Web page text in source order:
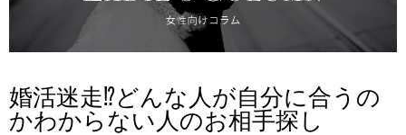
婚活迷走⁉どんな人が自分に合うの
かわからない人のお相手探し